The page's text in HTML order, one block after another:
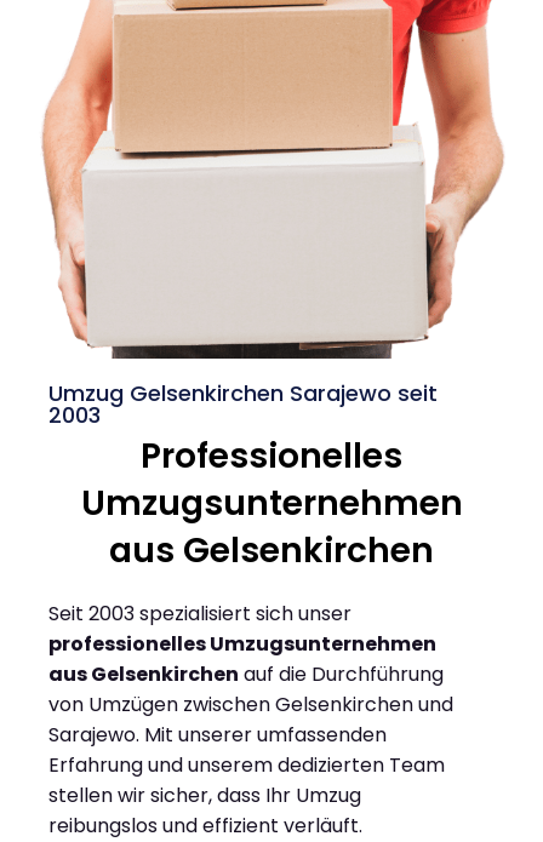
Umzug Gelsenkirchen Sarajewo seit
2003
Professionelles
Umzugsunternehmen
aus Gelsenkirchen
Seit 2003 spezialisiert sich unser
professionelles Umzugsunternehmen
aus Gelsenkirchen auf die Durchführung
von Umzügen zwischen Gelsenkirchen und
Sarajewo. Mit unserer umfassenden
Erfahrung und unserem dedizierten Team
stellen wir sicher, dass Ihr Umzug
reibungslos und effizient verläuft.